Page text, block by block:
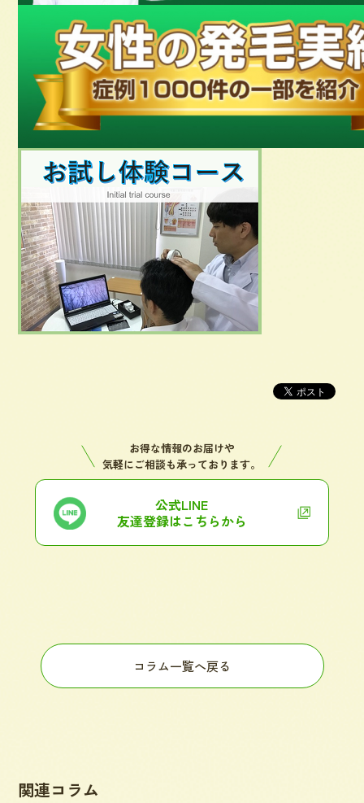
お得な情報のお届けや
気軽にご相談も承っております。
公式LINE
友達登録はこちらから
コラム一覧へ戻る
関連コラム